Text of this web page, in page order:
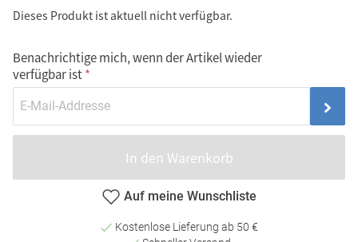
Dieses Produkt ist aktuell nicht verfügbar.
Benachrichtige mich, wenn der Artikel wieder
verfügbar ist
In den Warenkorb
Auf meine Wunschliste
Kostenlose Lieferung ab 50 €